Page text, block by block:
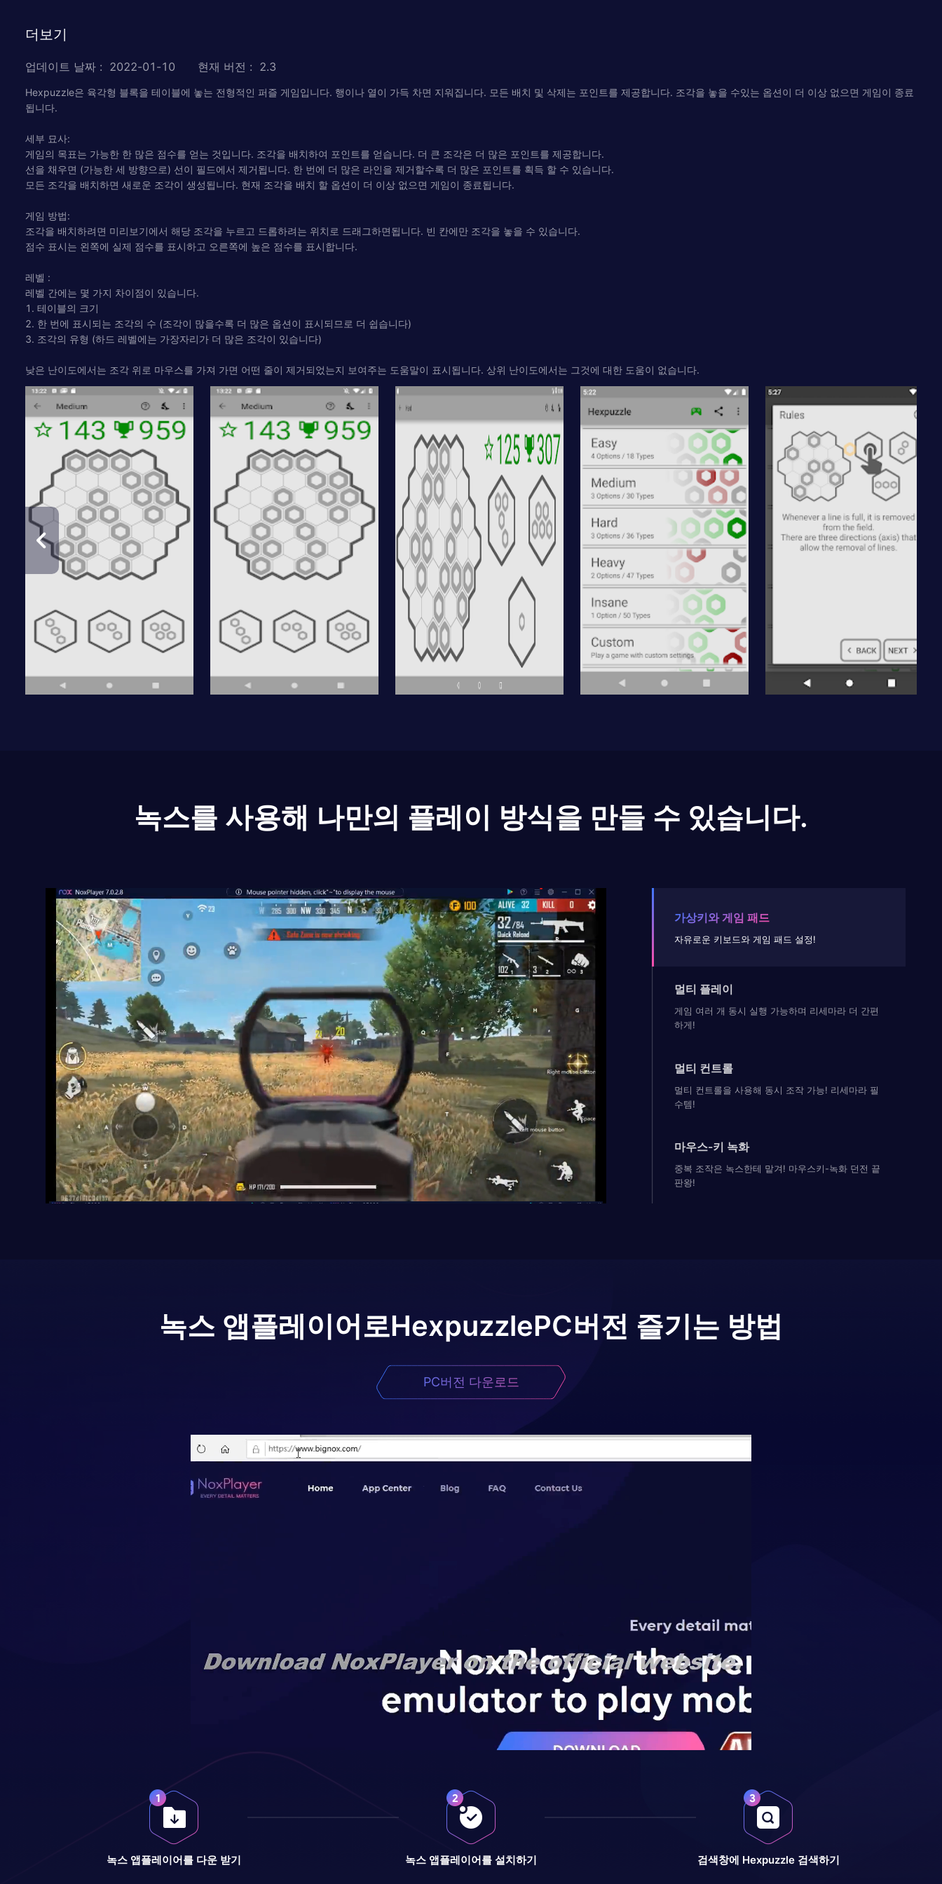
더보기
업데이트 날짜 : 2022-01-10 현재 버전 : 2.3
Hexpuzzle은 육각형 블록을 테이블에 놓는 전형적인 퍼즐 게임입니다. 행이나 열이 가득 차면 지워집니다. 모든 배치 및 삭제는 포인트를 제공합니다. 조각을 놓을 수있는 옵션이 더 이상 없으면 게임이 종료
됩니다.
세부 묘사:
게임의 목표는 가능한 한 많은 점수를 얻는 것입니다. 조각을 배치하여 포인트를 얻습니다. 더 큰 조각은 더 많은 포인트를 제공합니다.
선을 채우면 (가능한 세 방향으로) 선이 필드에서 제거됩니다. 한 번에 더 많은 라인을 제거할수록 더 많은 포인트를 획득 할 수 있습니다.
모든 조각을 배치하면 새로운 조각이 생성됩니다. 현재 조각을 배치 할 옵션이 더 이상 없으면 게임이 종료됩니다.
게임 방법:
조각을 배치하려면 미리보기에서 해당 조각을 누르고 드롭하려는 위치로 드래그하면됩니다. 빈 칸에만 조각을 놓을 수 있습니다.
점수 표시는 왼쪽에 실제 점수를 표시하고 오른쪽에 높은 점수를 표시합니다.
레벨 :
레벨 간에는 몇 가지 차이점이 있습니다.
1. 테이블의 크기
2. 한 번에 표시되는 조각의 수 (조각이 많을수록 더 많은 옵션이 표시되므로 더 쉽습니다)
3. 조각의 유형 (하드 레벨에는 가장자리가 더 많은 조각이 있습니다)
낮은 난이도에서는 조각 위로 마우스를 가져 가면 어떤 줄이 제거되었는지 보여주는 도움말이 표시됩니다. 상위 난이도에서는 그것에 대한 도움이 없습니다.
녹스를 사용해 나만의 플레이 방식을 만들 수 있습니다.
가상키와 게임 패드
자유로운 키보드와 게임 패드 설정!
멀티 플레이
게임 여러 개 동시 실행 가능하며 리세마라 더 간편
하게!
멀티 컨트롤
멀티 컨트롤을 사용해 동시 조작 가능! 리세마라 필
수템!
마우스-키 녹화
중복 조작은 녹스한테 맡겨! 마우스키-녹화 던전 끝
판왕!
녹스 앱플레이어로HexpuzzlePC버전 즐기는 방법
PC버전 다운로드
녹스 앱플레이어를 다운 받기 녹스 앱플레이어를 설치하기 검색창에 Hexpuzzle 검색하기